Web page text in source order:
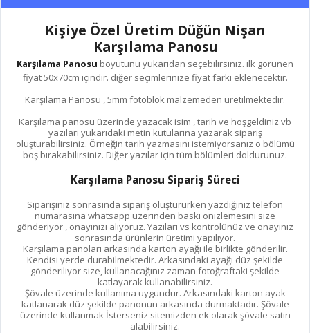
Kişiye Özel Üretim Düğün Nişan
Karşılama Panosu
Karşılama Panosu boyutunu yukarıdan seçebilirsiniz. ilk görünen
fiyat 50x70cm içindir. diğer seçimlerinize fiyat farkı eklenecektir.
Karşılama Panosu , 5mm fotoblok malzemeden üretilmektedir.
Karşılama panosu üzerinde yazacak isim , tarih ve hoşgeldiniz vb
yazıları yukarıdaki metin kutularına yazarak sipariş
oluşturabilirsiniz. Örneğin tarih yazmasını istemiyorsanız o bölümü
boş bırakabilirsiniz. Diğer yazılar için tüm bölümleri doldurunuz.
Karşılama Panosu Sipariş Süreci
Siparişiniz sonrasında sipariş oluştururken yazdığınız telefon
numarasına whatsapp üzerinden baskı önizlemesini size
gönderiyor , onayınızı alıyoruz. Yazıları vs kontrolünüz ve onayınız
sonrasında ürünlerin üretimi yapılıyor.
Karşılama panoları arkasında karton ayağı ile birlikte gönderilir.
Kendisi yerde durabilmektedir. Arkasındaki ayağı düz şekilde
gönderiliyor size, kullanacağınız zaman fotoğraftaki şekilde
katlayarak kullanabilirsiniz.
Şövale üzerinde kullanıma uygundur. Arkasındaki karton ayak
katlanarak düz şekilde panonun arkasında durmaktadır. Şövale
üzerinde kullanmak İsterseniz sitemizden ek olarak şövale satın
alabilirsiniz.